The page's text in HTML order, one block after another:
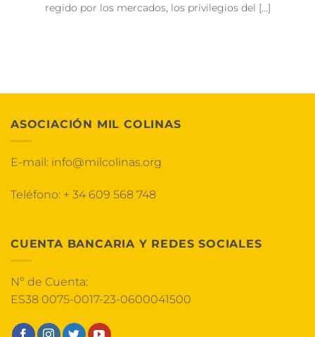
regido por los mercados, los privilegios del [...]
ASOCIACIÓN MIL COLINAS
E-mail: info@milcolinas.org
Teléfono: + 34 609 568 748
CUENTA BANCARIA Y REDES SOCIALES
Nº de Cuenta:
ES38 0075-0017-23-0600041500